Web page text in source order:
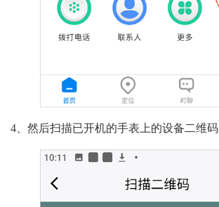
4、然后扫描已开机的手表上的设备二维码